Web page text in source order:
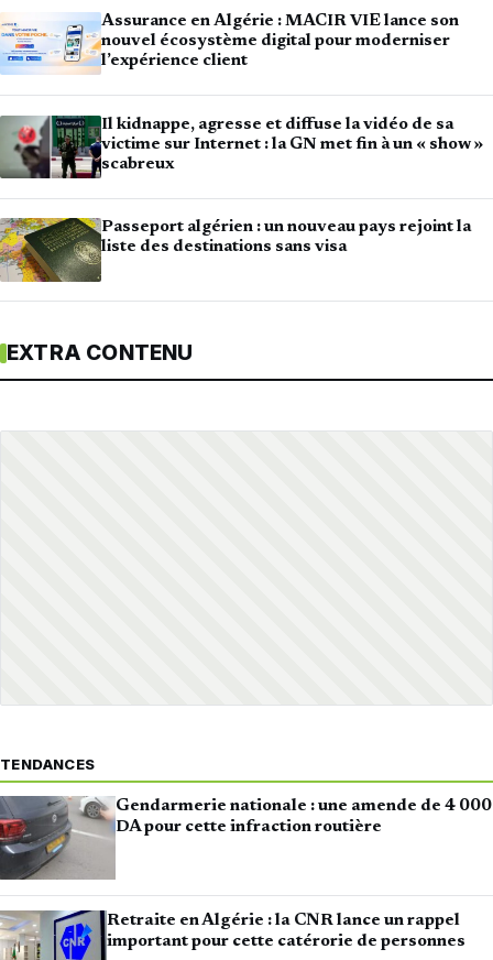
Assurance en Algérie : MACIR VIE lance son
nouvel écosystème digital pour moderniser
l’expérience client
Il kidnappe, agresse et diffuse la vidéo de sa
victime sur Internet : la GN met fin à un « show »
scabreux
Passeport algérien : un nouveau pays rejoint la
liste des destinations sans visa
EXTRA CONTENU
TENDANCES
Gendarmerie nationale : une amende de 4 000
DA pour cette infraction routière
Retraite en Algérie : la CNR lance un rappel
important pour cette catérorie de personnes